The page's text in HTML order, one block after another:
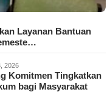
Layanan Bantuan
2026
Komitmen Tingkatkan
bagi Masyarakat